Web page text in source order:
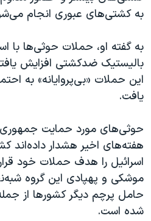
به کشتی‌های عبوری انجام
به گفته او، حملات حوثی‌ها با
بالیستیک ضدکشتی افزایش
این حملات «بی‌پروایانه» به
یافت.
حوثی‌های مورد حمایت جمهوری
هفته‌های اخیر هشدار داده‌اند
اسرائیل را هدف حملات خود
موشکی و پهپادی این گروه
حامل پرچم دیگر کشورها از جمله
شده است.